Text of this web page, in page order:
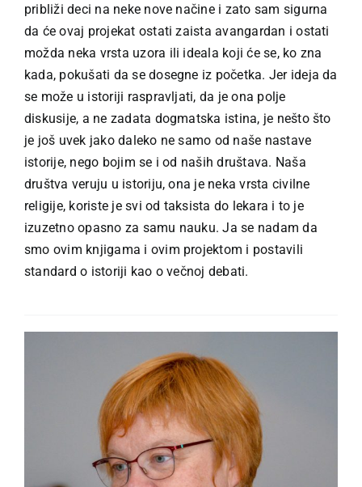
približi deci na neke nove načine i zato sam sigurna
da će ovaj projekat ostati zaista avangardan i ostati
možda neka vrsta uzora ili ideala koji će se, ko zna
kada, pokušati da se dosegne iz početka. Jer ideja da
se može u istoriji raspravljati, da je ona polje
diskusije, a ne zadata dogmatska istina, je nešto što
je još uvek jako daleko ne samo od naše nastave
istorije, nego bojim se i od naših društava. Naša
društva veruju u istoriju, ona je neka vrsta civilne
religije, koriste je svi od taksista do lekara i to je
izuzetno opasno za samu nauku. Ja se nadam da
smo ovim knjigama i ovim projektom i postavili
standard o istoriji kao o večnoj debati.